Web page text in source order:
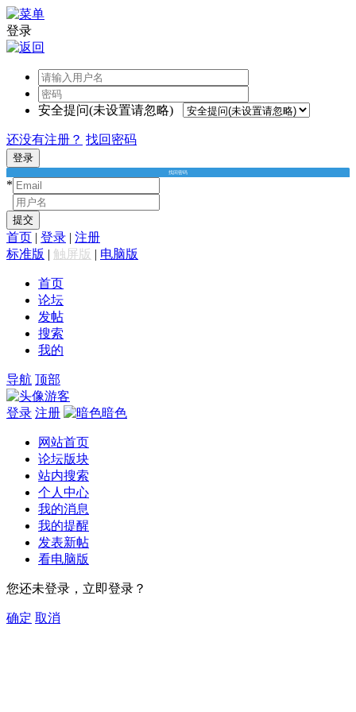
登录
安全提问(未设置请忽略)
还没有注册？ 找回密码
登录
找回密码
*
提交
首页 | 登录 | 注册
标准版 | 触屏版 | 电脑版
首页
论坛
发帖
搜索
我的
导航 顶部
游客
登录 注册 暗色
网站首页
论坛版块
站内搜索
个人中心
我的消息
我的提醒
发表新帖
看电脑版
您还未登录，立即登录？
确定 取消